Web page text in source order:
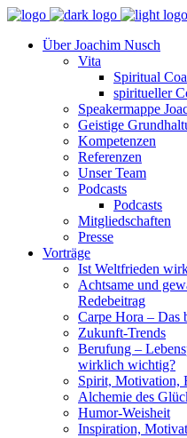
Über Joachim Nusch
Vita
Spiritual
spiritueller
Speakermappe
Geistige
Kompetenzen
Referenzen
Unser Team
Podcasts
Podcasts
Mitgliedschaften
Presse
Vorträge
Ist Weltfrieden
Achtsame und
Redebeitrag
Carpe Hora – Das
Zukunft-Trends
Berufung –
wirklich wichtig?
Spirit, Motivation,
Alchemie des
Humor-Weisheit
Inspiration,